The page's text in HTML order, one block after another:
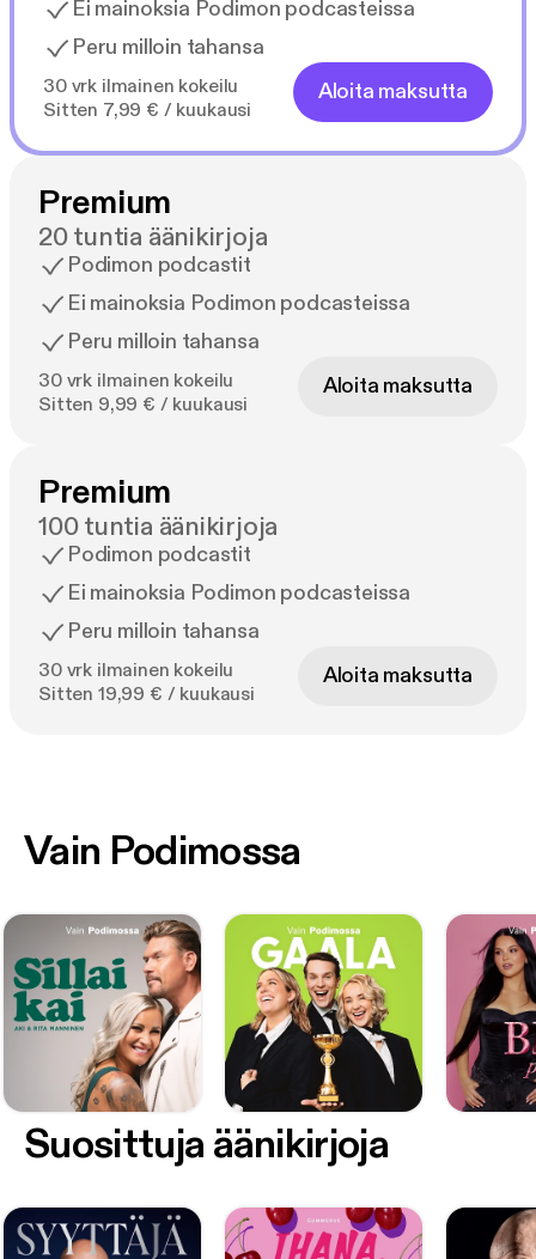
Ei mainoksia Podimon podcasteissa
Peru milloin tahansa
30 vrk ilmainen kokeilu
Sitten 7,99 € / kuukausi
Aloita maksutta
Premium
20 tuntia äänikirjoja
Podimon podcastit
Ei mainoksia Podimon podcasteissa
Peru milloin tahansa
30 vrk ilmainen kokeilu
Sitten 9,99 € / kuukausi
Aloita maksutta
Premium
100 tuntia äänikirjoja
Podimon podcastit
Ei mainoksia Podimon podcasteissa
Peru milloin tahansa
30 vrk ilmainen kokeilu
Sitten 19,99 € / kuukausi
Aloita maksutta
Vain Podimossa
Suosittuja äänikirjoja